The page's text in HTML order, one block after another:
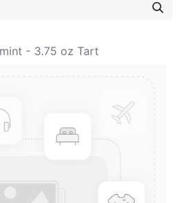
- 3.75 oz Tart